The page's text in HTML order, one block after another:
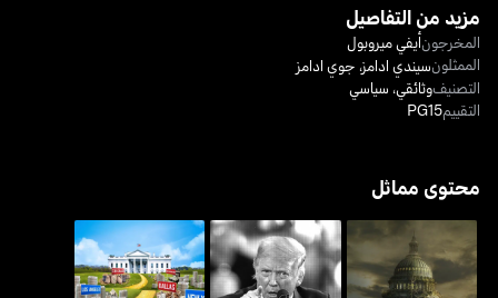
مزيد من التفاصيل
المخرجونأيفي ميروبول
الممثلونسيندي ادامز، جوي ادامز
التصنيفوثائقي، سياسي
التقييمPG15
محتوى مماثل